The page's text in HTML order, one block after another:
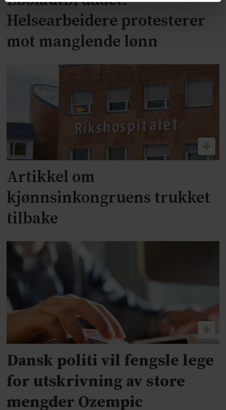
Helsearbeidere protesterer
mot manglende lønn
Artikkel om
kjønnsinkongruens trukket
tilbake
Dansk politi vil fengsle lege
for utskrivning av store
mengder Ozempic